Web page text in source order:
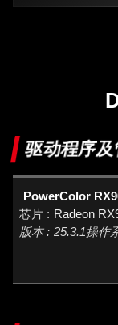
驱动程序
PowerColor
Radeon
25.3.1